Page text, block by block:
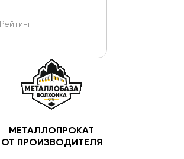
Рейтинг
МЕТАЛЛОПРОКАТ
ОТ ПРОИЗВОДИТЕЛЯ